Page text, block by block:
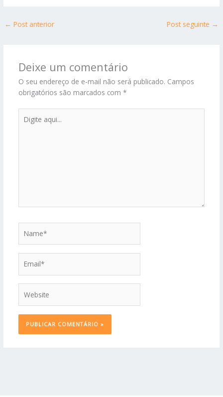
← Post anterior Post seguinte →
Deixe um comentário
O seu endereço de e-mail não será publicado. Campos
obrigatórios são marcados com *
aqui...